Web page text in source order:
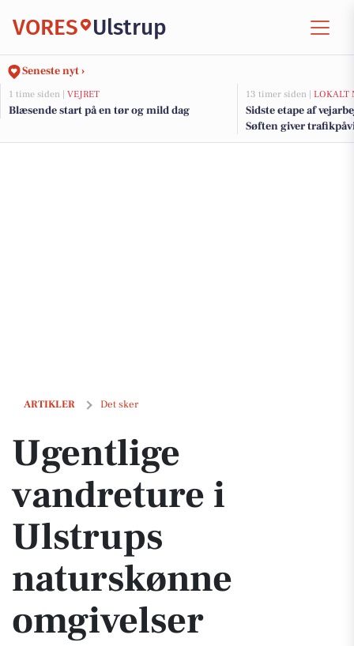
VORES Ulstrup
Seneste nyt ›
1 time siden | VEJRET
Blæsende start på en tør og mild dag
13 timer siden | LOKALT
Sidste etape af
Søften giver
kommende uger
ARTIKLER Det sker
Ugentlige vandreture i Ulstrups naturskønne omgivelser
Ugentlige
vandreture i
Ulstrups
naturskønne
omgivelser